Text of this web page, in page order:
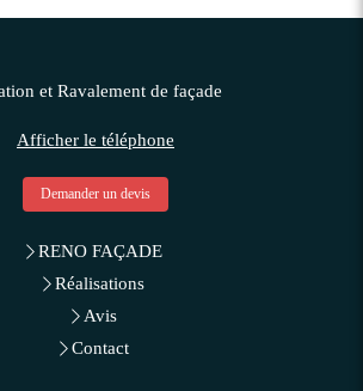
et Ravalement de façade
Afficher le téléphone
Demander un devis
RENO FAÇADE
Réalisations
Avis
Contact